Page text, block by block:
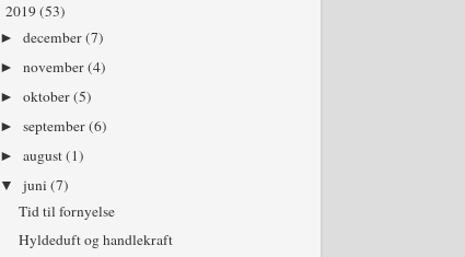
2019(53)
►december(7)
►november(4)
►oktober(5)
►september(6)
►august(1)
▼juni(7)
Tid til fornyelse
Hyldeduft og handlekraft